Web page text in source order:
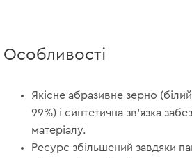
Особливості
Якісне абразивне зерно
99%) і синтетична зв’язка
матеріалу.
Ресурс збільшений завдяки